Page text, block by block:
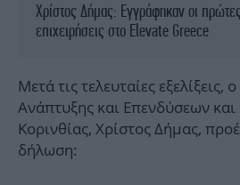
Χρίστος Δήμας: Εγγράφηκαν οι
επιχειρήσεις στο Elevate Greece
Μετά τις τελευταίες
Ανάπτυξης και Επενδύσεων
Κορινθίας, Χρίστος Δήμας,
δήλωση: